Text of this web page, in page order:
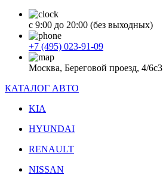
с 9:00 до 20:00 (без выходных)
+7 (495) 023-91-09
Москва, Береговой проезд, 4/6с3
КАТАЛОГ АВТО
KIA
HYUNDAI
RENAULT
NISSAN